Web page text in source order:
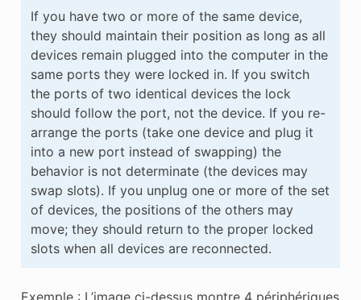
If you have two or more of the same device,
they should maintain their position as long as all
devices remain plugged into the computer in the
same ports they were locked in. If you switch
the ports of two identical devices the lock
should follow the port, not the device. If you re-
arrange the ports (take one device and plug it
into a new port instead of swapping) the
behavior is not determinate (the devices may
swap slots). If you unplug one or more of the set
of devices, the positions of the others may
move; they should return to the proper locked
slots when all devices are reconnected.
Exemple : L’image ci-dessus montre 4 périphériques